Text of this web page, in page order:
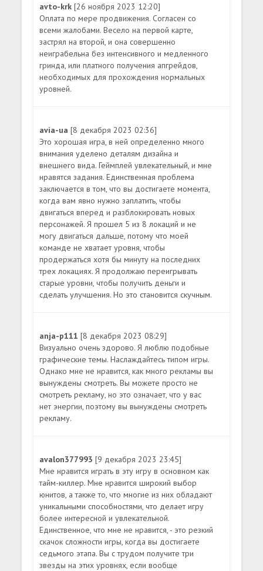
avto-krk[26 ноября 2023 12:20]
Оплата по мере продвижения. Согласен со
всеми жалобами. Весело на первой карте,
застрял на второй, и она совершенно
неиграбельна без интенсивного и медленного
гринда, или платного получения апгрейдов,
необходимых для прохождения нормальных
уровней.
avia-ua[8 декабря 2023 02:36]
Это хорошая игра, в ней определенно много
внимания уделено деталям дизайна и
внешнего вида. Геймплей увлекательный, и мне
нравятся задания. Единственная проблема
заключается в том, что вы достигаете момента,
когда вам явно нужно заплатить, чтобы
двигаться вперед и разблокировать новых
персонажей. Я прошел 5 из 8 локаций и не
могу двигаться дальше, потому что моей
команде не хватает уровня, чтобы
продержаться хотя бы минуту на последних
трех локациях. Я продолжаю переигрывать
старые уровни, чтобы получить деньги и
сделать улучшения. Но это становится скучным.
anja-p111[8 декабря 2023 08:29]
Визуально очень здорово. Я люблю подобные
графические темы. Наслаждайтесь типом игры.
Однако мне не нравится, как много рекламы вы
вынуждены смотреть. Вы можете просто не
смотреть рекламу, но это означает, что у вас
нет энергии, поэтому вы вынуждены смотреть
рекламу.
avalon377993[9 декабря 2023 23:45]
Мне нравится играть в эту игру в основном как
тайм-киллер. Мне нравится широкий выбор
юнитов, а также то, что многие из них обладают
уникальными способностями, что делает игру
более интересной и увлекательной.
Единственное, что мне не нравится, - это резкий
скачок сложности игры, когда вы достигаете
седьмого этапа. Вы с трудом получите три
звезды на этих уровнях, если вообще